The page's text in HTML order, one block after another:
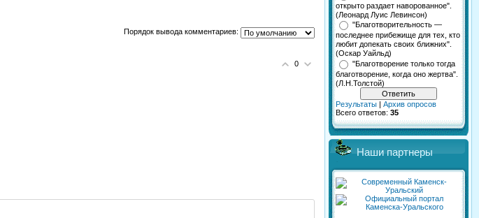
Порядок вывода комментариев:
0
открыто раздает наворованное".
(Леонард Луис Левинсон)
"Благотворительность —
последнее прибежище для тех, кто
любит допекать своих ближних".
(Оскар Уайльд)
"Благотворение только тогда
благотворение, когда оно жертва".
(Л.Н.Толстой)
Результаты | Архив опросов
Всего ответов: 35
Наши партнеры